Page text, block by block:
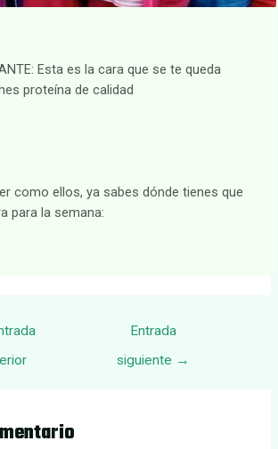
Esta es la cara que se te queda
proteína de calidad
como ellos, ya sabes dónde tienes que
para la semana:
Entrada
siguiente →